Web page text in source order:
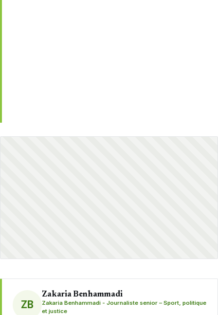
ZB
Zakaria Benhammadi
Zakaria Benhammadi - Journaliste senior – Sport, politique
et justice